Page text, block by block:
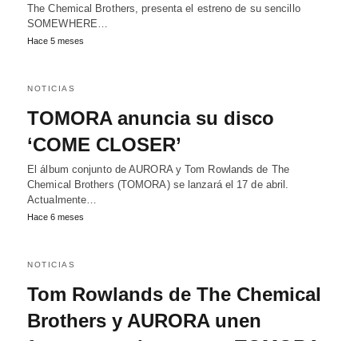
The Chemical Brothers, presenta el estreno de su sencillo
SOMEWHERE…
Hace 5 meses
NOTICIAS
TOMORA anuncia su disco
‘COME CLOSER’
El álbum conjunto de AURORA y Tom Rowlands de The
Chemical Brothers (TOMORA) se lanzará el 17 de abril.
Actualmente…
Hace 6 meses
NOTICIAS
Tom Rowlands de The Chemical
Brothers y AURORA unen